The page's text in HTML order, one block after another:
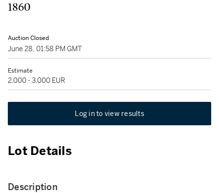
1860
Auction Closed
June 28, 01:58 PM GMT
Estimate
2,000 - 3,000 EUR
Log in to view results
Lot Details
Description